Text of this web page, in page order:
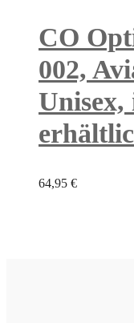
CO
002,
Unisex,
64,95 €